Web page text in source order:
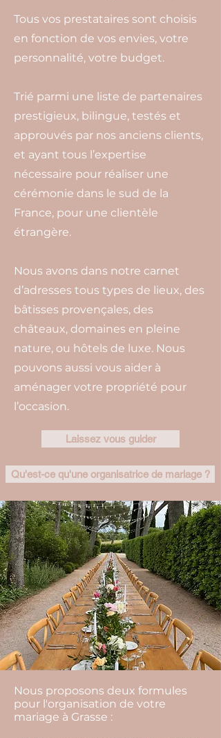
Tous vos prestataires sont choisis
en fonction de vos envies, votre
personnalité, votre budget.
Trié parmi une liste de partenaires
prestigieux, bilingue, testés et
approuvés par nos anciens clients,
et ayant tous l’expertise
nécessaire pour réaliser une
cérémonie dans le sud de la
France, pour une clientèle
étrangère.
Nous avons dans notre carnet
d’adresses tous types de lieux, des
bâtisses provençales, des
châteaux, domaines en pleine
nature, ou hôtels de luxe. Nous
pouvons aussi vous aider à
aménager votre propriété pour
l’occasion.
Laissez vous guider
Qu'est-ce qu'une organisatrice de mariage ?
Nous proposons deux formules
pour l'organisation de votre
mariage à Grasse :